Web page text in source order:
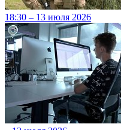
18:30 – 13 июля 2026